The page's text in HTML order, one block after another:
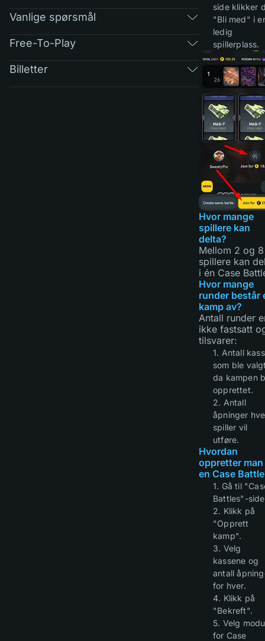
Vanlige spørsmål
Free-To-Play
Billetter
side klikker
"Bli med" i
ledig
spillerplass.
Hvor mange
spillere kan
delta?
Mellom 2 og 8
spillere kan
i én Case
Hvor mange
runder består
kamp av?
Antall runder
ikke fastsatt
tilsvarer:
1. Antall
som ble
da kampen
opprettet.
2. Antall
åpninger
spiller vil
utføre.
Hvordan
oppretter man
en Case
1. Gå til
Battles"-
2. Klikk på
"Opprett
kamp".
3. Velg
kassene og
antall
for hver.
4. Klikk på
"Bekreft".
5. Velg
for Case